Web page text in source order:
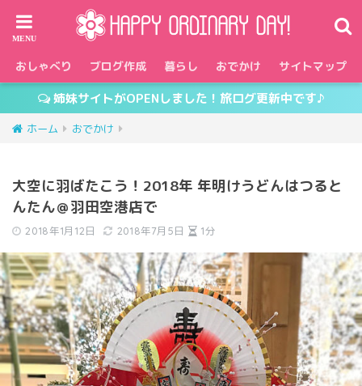
おしゃべり ブログ作成 暮らし おでかけ サイトマップ
姉妹サイトがOPENしました！旅ログ更新中です♪
ホーム おでかけ
大空に羽ばたこう！2018年 年明けうどんはつると
んたん＠羽田空港店で
2018年1月12日 2018年7月5日 1分